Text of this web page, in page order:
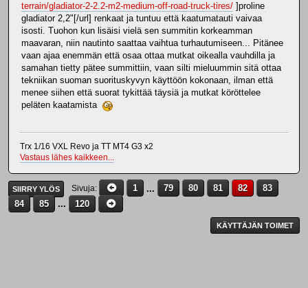
terrain/gladiator-2-2.2-m2-medium-off-road-truck-tires/ ]proline
gladiator 2,2"[/url] renkaat ja tuntuu että kaatumatauti vaivaa
isosti. Tuohon kun lisäisi vielä sen summitin korkeamman
maavaran, niin nautinto saattaa vaihtua turhautumiseen... Pitänee
vaan ajaa enemmän että osaa ottaa mutkat oikealla vauhdilla ja
samahan tietty pätee summittiin, vaan silti mieluummin sitä ottaa
tekniikan suoman suorituskyvyn käyttöön kokonaan, ilman että
menee siihen että suorat tykittää täysiä ja mutkat köröttelee
peläten kaatamista
Trx 1/16 VXL Revo ja TT MT4 G3 x2
Vastaus lähes kaikkeen...
SIIRRY YLÖS Sivuja 1 ... 79 80 81 82
83
84
85 ... 120
KÄYTTÄJÄN TOIMET